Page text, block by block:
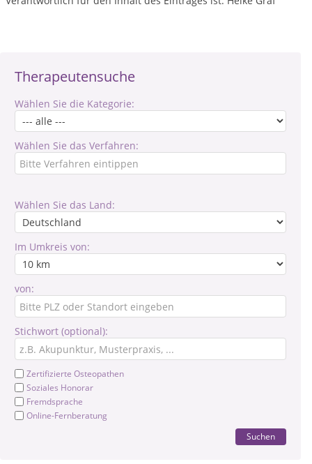
Therapeutensuche
Wählen Sie die Kategorie:
Wählen Sie das Verfahren:
Wählen Sie das Land:
Im Umkreis von:
von:
Stichwort (optional):
Zertifizierte Osteopathen
Soziales Honorar
Fremdsprache
Online-Fernberatung
Suchen